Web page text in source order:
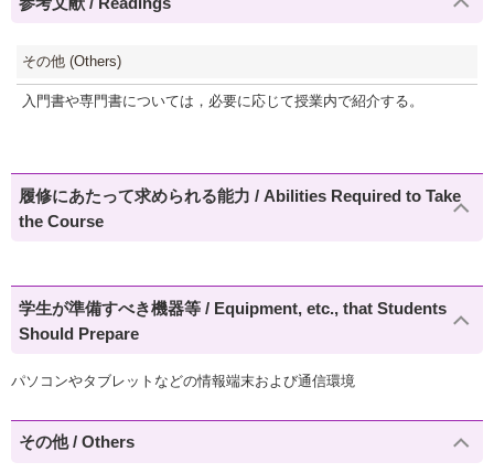
その他 (Others)
入門書や専門書については，必要に応じて授業内で紹介する。
履修にあたって求められる能力 / Abilities Required to Take
the Course
学生が準備すべき機器等 / Equipment, etc., that Students
Should Prepare
パソコンやタブレットなどの情報端末および通信環境
その他 / Others